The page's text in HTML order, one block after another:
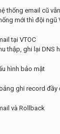
thống email cũ
mới thì đội ngũ
tại VTOC
thập, ghi lại DNS
hình bảo mật
ghi record đầy
và Rollback